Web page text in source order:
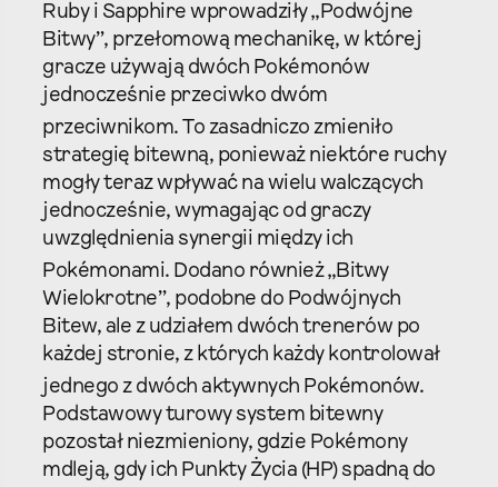
Ruby i Sapphire wprowadziły „Podwójne
Bitwy”, przełomową mechanikę, w której
gracze używają dwóch Pokémonów
jednocześnie przeciwko dwóm
przeciwnikom. To zasadniczo zmieniło
strategię bitewną, ponieważ niektóre ruchy
mogły teraz wpływać na wielu walczących
jednocześnie, wymagając od graczy
uwzględnienia synergii między ich
Pokémonami. Dodano również „Bitwy
Wielokrotne”, podobne do Podwójnych
Bitew, ale z udziałem dwóch trenerów po
każdej stronie, z których każdy kontrolował
jednego z dwóch aktywnych Pokémonów.
Podstawowy turowy system bitewny
pozostał niezmieniony, gdzie Pokémony
mdleją, gdy ich Punkty Życia (HP) spadną do